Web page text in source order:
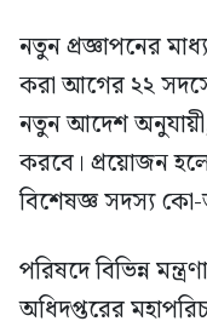
নতুন প্রজ্ঞাপনের
করা আগের ২২
নতুন আদেশ
করবে। প্রয়োজন
বিশেষজ্ঞ সদস্য
পরিষদে বিভিন্ন
অধিদপ্তরের